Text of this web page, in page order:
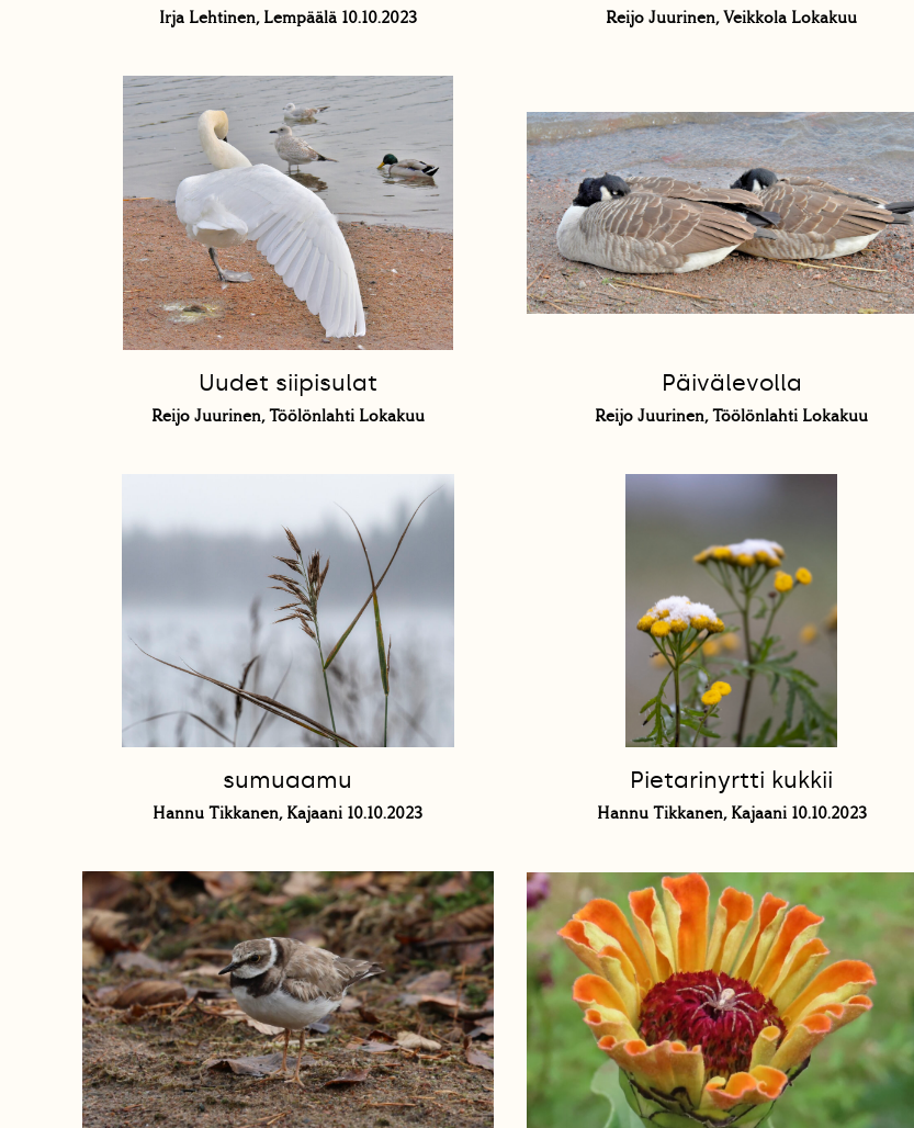
Irja Lehtinen, Lempäälä 10.10.2023 Reijo Juurinen, Veikkola Lokakuu
Uudet siipisulat
Reijo Juurinen, Töölönlahti Lokakuu
Päivälevolla
Reijo Juurinen, Töölönlahti Lokakuu
sumuaamu
Hannu Tikkanen, Kajaani 10.10.2023
Pietarinyrtti kukkii
Hannu Tikkanen, Kajaani 10.10.2023